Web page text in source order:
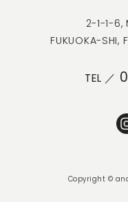
2-1-1-6,
FUKUOKA-SHI,
TEL ／
Copyright ©